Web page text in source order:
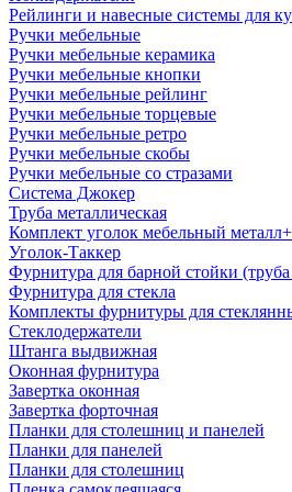
Рейлинги и навесные системы для
Ручки мебельные
Ручки мебельные керамика
Ручки мебельные кнопки
Ручки мебельные рейлинг
Ручки мебельные торцевые
Ручки мебельные ретро
Ручки мебельные скобы
Ручки мебельные со стразами
Система Джокер
Труба металлическая
Комплект уголок мебельный
Уголок-Таккер
Фурнитура для барной стойки
Фурнитура для стекла
Комплекты фурнитуры для
Стеклодержатели
Штанга выдвижная
Оконная фурнитура
Завертка оконная
Завертка форточная
Планки для столешниц и панелей
Планки для панелей
Планки для столешниц